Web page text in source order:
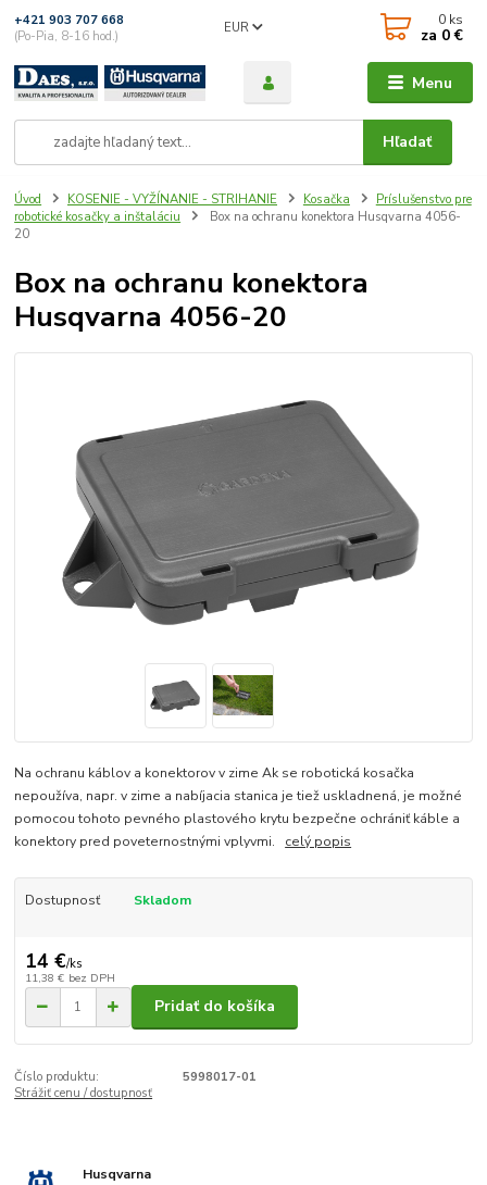
Menu
EUR
Hľadať
+421 903 707 668
(Po-Pia, 8-16 hod.)
0 ks
za 0 €
Úvod KOSENIE - VYŽÍNANIE - STRIHANIE Kosačka
Príslušenstvo pre
robotické kosačky a inštaláciu
Box na ochranu konektora Husqvarna 4056-
20
Box na ochranu konektora
Husqvarna 4056-20
Na ochranu káblov a konektorov v zime Ak se robotická kosačka
nepoužíva, napr. v zime a nabíjacia stanica je tiež uskladnená, je možné
pomocou tohoto pevného plastového krytu bezpečne ochrániť káble a
konektory pred poveternostnými vplyvmi. celý popis
Dostupnosť Skladom
14 €/ks
11,38 € bez DPH
Pridať do košíka
Číslo produktu:
5998017-01
Strážiť cenu / dostupnosť
Husqvarna